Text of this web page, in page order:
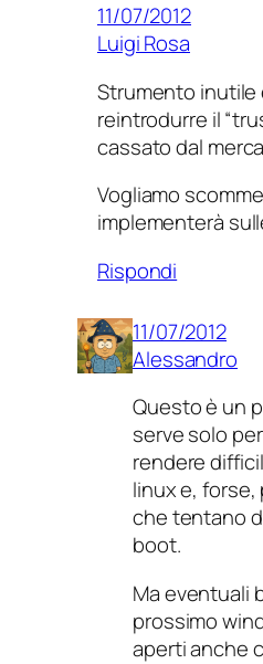
11/07/2012
Luigi Rosa
Strumento
reintrodurre il
cassato dal
Vogliamo
implementerà
Rispondi
11/07/2012
Alessandro
Questo è un
serve solo
rendere
linux e, forse,
che tentano
boot.
Ma eventuali
prossimo
aperti anche